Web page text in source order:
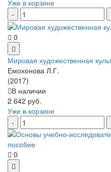
Уже в корзине
0
Мировая художественная
Емохонова Л.Г.
(2017)
В наличии
2 642 руб.
Уже в корзине
0